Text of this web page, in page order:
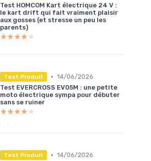
Test HOMCOM Kart électrique 24 V :
le kart drift qui fait vraiment plaisir
aux gosses (et stresse un peu les
parents)
★★★★★
★★★★★
Test Produit • 14/06/2026
Test EVERCROSS EV05M : une petite
moto électrique sympa pour débuter
sans se ruiner
★★★★★
★★★★★
Test Produit • 14/06/2026